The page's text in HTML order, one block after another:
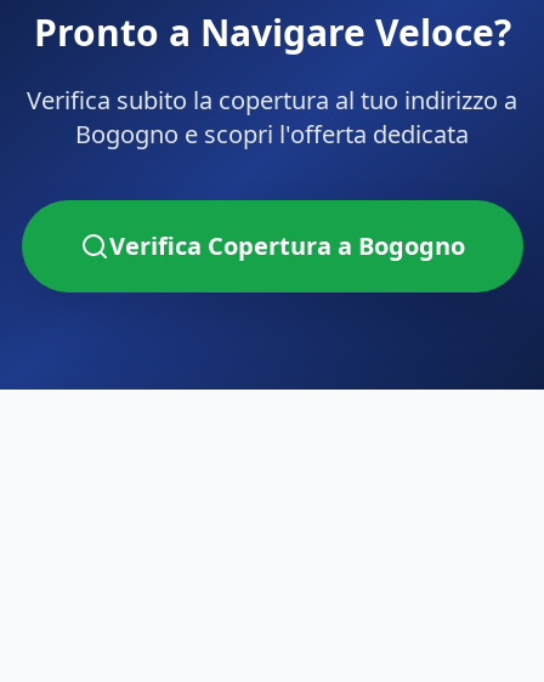
Pronto a Navigare Veloce?
Verifica subito la copertura al tuo indirizzo a
Bogogno e scopri l'offerta dedicata
Verifica Copertura a Bogogno